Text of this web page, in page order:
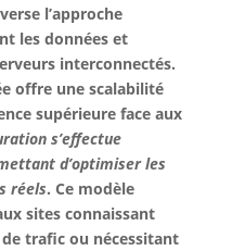
l’approche
les données et
interconnectés.
offre une scalabilité
supérieure face aux
s’effectue
d’optimiser les
réels. Ce modèle
sites connaissant
trafic ou nécessitant